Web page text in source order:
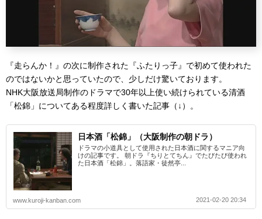
『走らんか！』の次に制作された『ふたりっ子』で初めて使われた
のではないかと思っていたので、少しだけ驚いております。
NHK大阪放送局制作のドラマで30年以上使い続けられている清酒
「松錦」についてある程度詳しく書いた記事（↓）。
日本酒「松錦」（大阪制作の朝ドラ）
ドラマの小道具として使用された日本酒に関するマニア向
けの記事です。 朝ドラ『ちりとてちん』でたびたび使われ
た日本酒「松錦」。落語家・徒然亭...
www.kuroji-kanban.com 2021-02-20 20:34